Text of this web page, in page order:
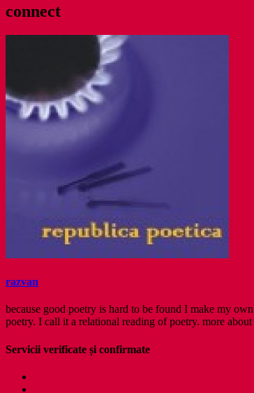
connect
razvan
because good poetry is hard to be found I make my
poetry. I call it a relational reading of poetry. more
Servicii verificate și confirmate